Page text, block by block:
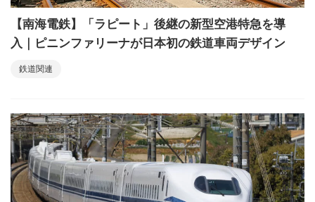
【南海電鉄】「ラピート」後継の新型空港特急を導
入｜ピニンファリーナが日本初の鉄道車両デザイン
鉄道関連